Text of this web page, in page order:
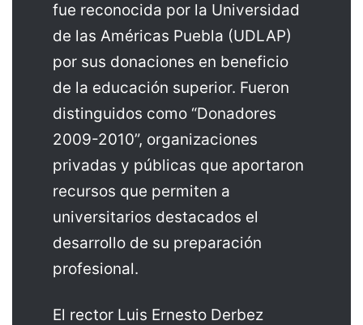
fue reconocida por la Universidad
de las Américas Puebla (UDLAP)
por sus donaciones en beneficio
de la educación superior. Fueron
distinguidos como “Donadores
2009-2010”, organizaciones
privadas y públicas que aportaron
recursos que permiten a
universitarios destacados el
desarrollo de su preparación
profesional.
El rector Luis Ernesto Derbez